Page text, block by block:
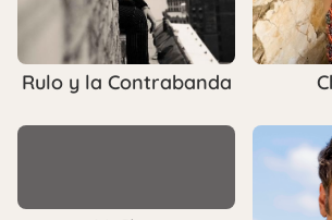
Rulo y la Contrabanda